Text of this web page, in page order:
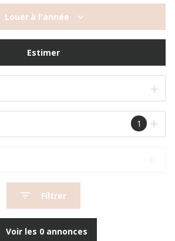
Louer à l'année
Estimer
1
Filtrer
Voir les 0annonces